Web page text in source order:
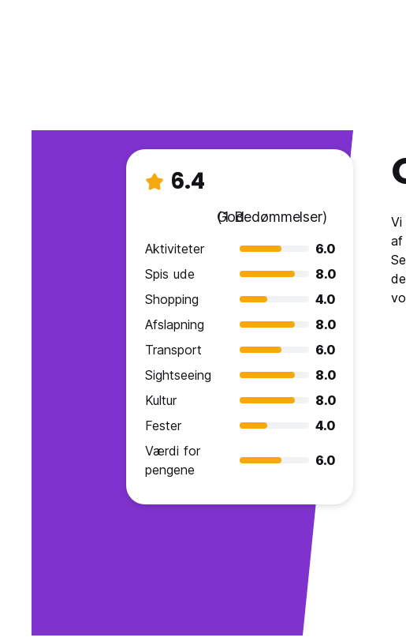
6.4
God
(1 Bedømmelser)
Aktiviteter
6.0
Spis ude
8.0
Shopping
4.0
Afslapning
8.0
Transport
6.0
Sightseeing
8.0
Kultur
8.0
Fester
4.0
Værdi for
pengene
6.0
Vi
af